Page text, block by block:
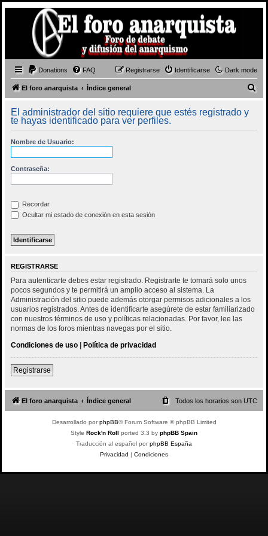
Dark mode
Donations FAQ Identificarse
Registrarse
El foro anarquista Índice general
c
El administrador del sitio requiere que estés registrado y
te hayas identificado para ver perfiles.
Nombre de Usuario:
Contraseña:
Recordar
Ocultar mi estado de conexión en esta sesión
REGISTRARSE
Para autenticarte debes estar registrado. Registrarte te tomará solo unos
pocos segundos y te permitirá un amplio acceso al sistema. La
Administración del sitio puede además otorgar permisos adicionales a los
usuarios registrados. Antes de identificarte asegúrete de estar familiarizado
con nuestros términos de uso y políticas relacionadas. Por favor, lee las
normas de los foros mientras navegas por el sitio.
Condiciones de uso | Política de privacidad
Registrarse
El foro anarquista Índice general Todos los horarios son UTC
Desarrollado porphpBB® Forum Software © phpBB Limited
Style Rock'n Roll ported 3.3 by phpBB Spain
Traducción al español porphpBB España
Privacidad | Condiciones